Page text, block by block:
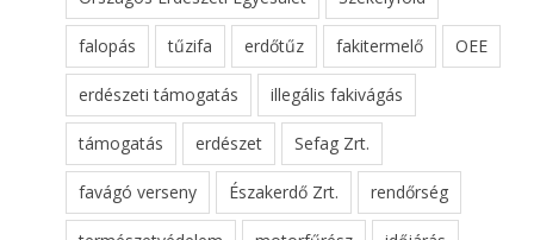
falopás tűzifa erdőtűz fakitermelő OEE
erdészeti támogatás illegális fakivágás
támogatás erdészet Sefag Zrt.
favágó verseny Északerdő Zrt. rendőrség